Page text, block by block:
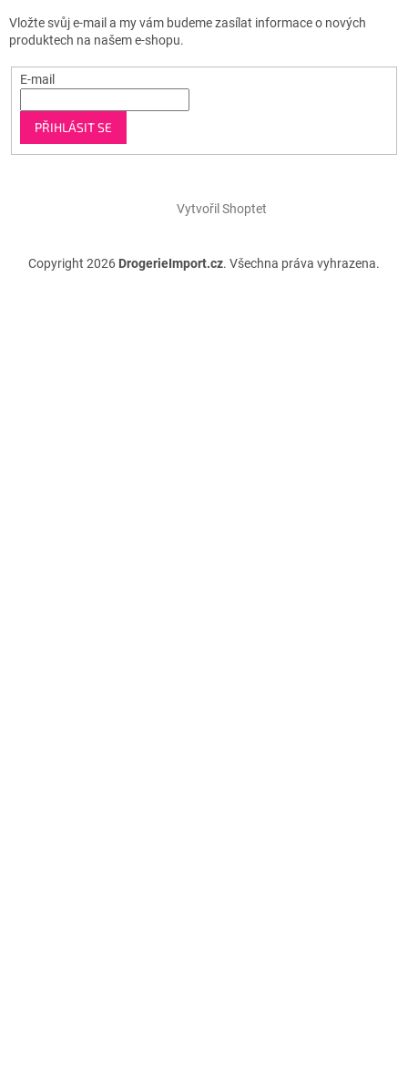
Vložte svůj e-mail a my vám budeme zasílat informace o nových
produktech na našem e-shopu.
E-mail
PŘIHLÁSIT SE
Vytvořil Shoptet
Copyright 2026 DrogerieImport.cz. Všechna práva vyhrazena.